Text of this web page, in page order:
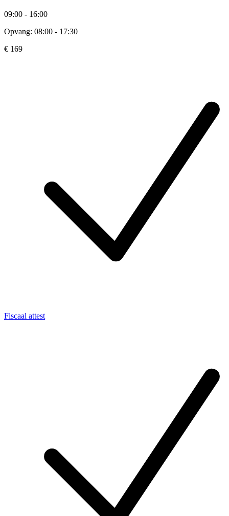
09:00 - 16:00
Opvang: 08:00 - 17:30
€ 169
Fiscaal attest